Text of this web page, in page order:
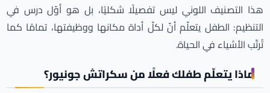
هذا التصنيف اللوني ليس تفصيلًا شكليًا، بل هو أوّل درس في
التنظيم: الطفل يتعلّم أنّ لكلّ أداة مكانها ووظيفتها، تمامًا كما
تُرتّب الأشياء في الحياة.
ماذا يتعلّم طفلك فعلًا من سكراتش جونيور؟